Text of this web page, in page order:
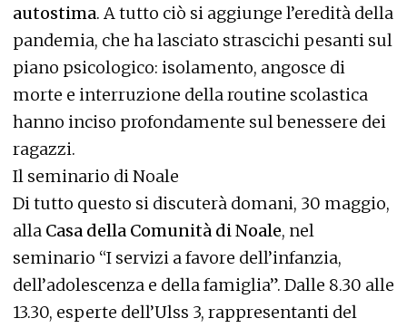
autostima. A tutto ciò si aggiunge l’eredità della
pandemia, che ha lasciato strascichi pesanti sul
piano psicologico: isolamento, angosce di
morte e interruzione della routine scolastica
hanno inciso profondamente sul benessere dei
ragazzi.
Il seminario di Noale
Di tutto questo si discuterà domani, 30 maggio,
alla Casa della Comunità di Noale, nel
seminario “I servizi a favore dell’infanzia,
dell’adolescenza e della famiglia”. Dalle 8.30 alle
13.30, esperte dell’Ulss 3, rappresentanti del